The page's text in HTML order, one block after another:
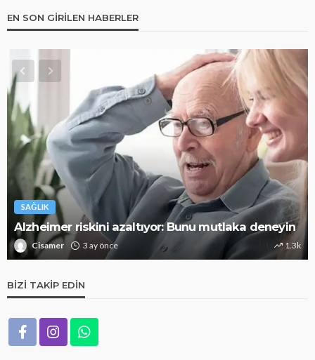
EN SON GIRILEN HABERLER
SAĞLIK
Alzheimer riskini azaltıyor: Bunu mutlaka deneyin
Cisamer 3 ay önce 1.3k
BIZI TAKIP EDIN